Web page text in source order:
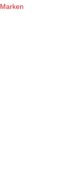
Marken